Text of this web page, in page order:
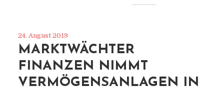
24. August 2019
MARKTWÄCHTER
FINANZEN NIMMT
VERMÖGENSANLAGEN IN